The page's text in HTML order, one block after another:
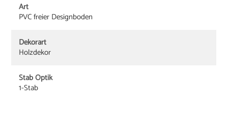
Art
PVC freier Designboden
Dekorart
Holzdekor
Stab Optik
1-Stab